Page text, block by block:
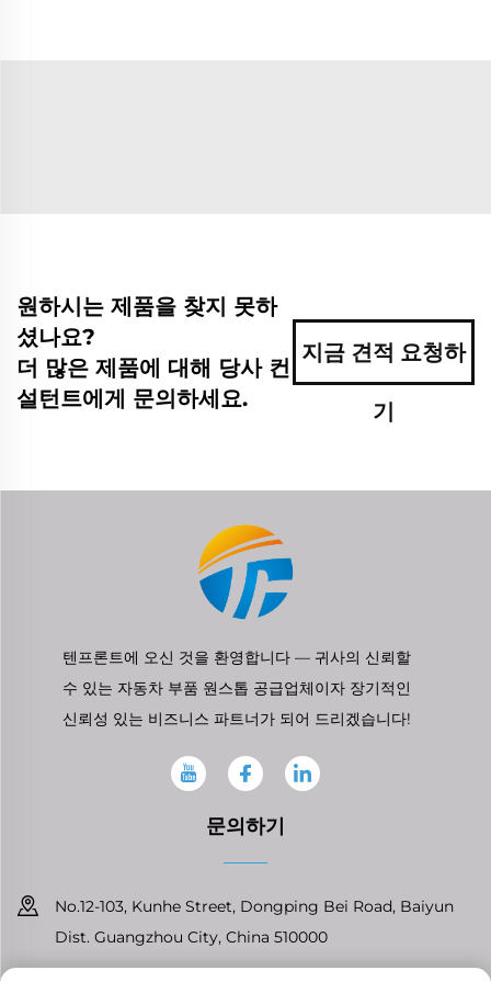
원하시는 제품을 찾지 못하
셨나요?
더 많은 제품에 대해 당사 컨
설턴트에게 문의하세요.
지금 견적 요청하
기
텐프론트에 오신 것을 환영합니다 — 귀사의 신뢰할
수 있는 자동차 부품 원스톱 공급업체이자 장기적인
신뢰성 있는 비즈니스 파트너가 되어 드리겠습니다!
문의하기
No.12-103, Kunhe Street, Dongping Bei Road, Baiyun
Dist. Guangzhou City, China 510000